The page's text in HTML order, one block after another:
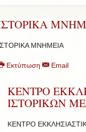
ΜΝΗΜΕΙΑ
Εκτύπωση Email
ΚΕΝΤΡΟ
ΙΣΤΟΡΙΚΩΝ
ΚΕΝΤΡΟ